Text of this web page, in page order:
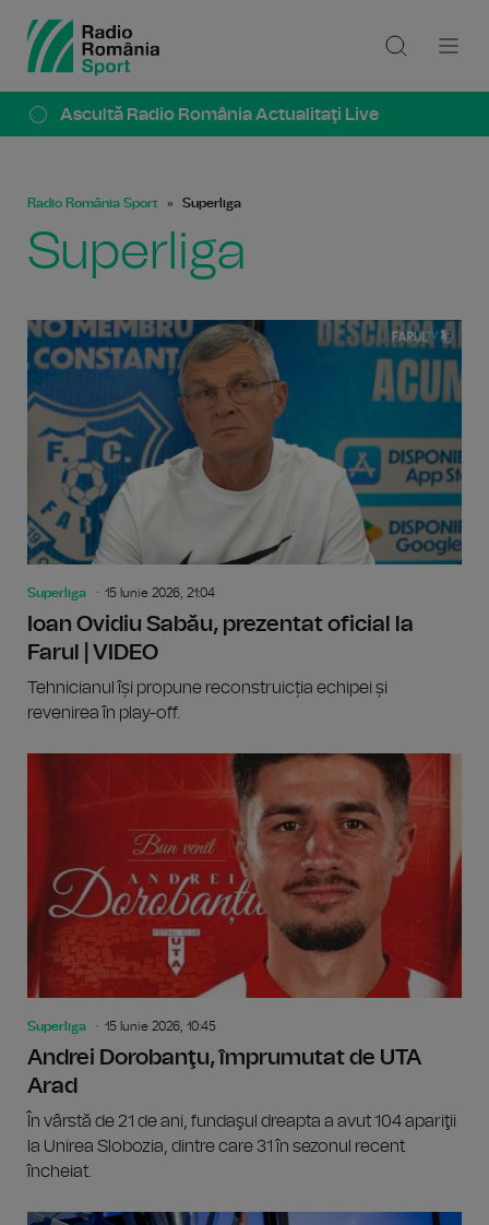
Ascultă Radio România Actualitaţi Live
Radio România Sport Superliga
Superliga
Superliga 15 Iunie 2026, 21:04
Ioan Ovidiu Sabău, prezentat oficial la
Farul | VIDEO
Tehnicianul își propune reconstruicția echipei și
revenirea în play-off.
Superliga 15 Iunie 2026, 10:45
Andrei Dorobanţu, împrumutat de UTA
Arad
În vârstă de 21 de ani, fundaşul dreapta a avut 104 apariţii
la Unirea Slobozia, dintre care 31 în sezonul recent
încheiat.